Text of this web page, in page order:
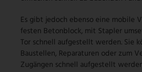
Es gibt jedoch ebenso eine mobile
festen Betonblock, mit Stapler
Tor schnell aufgestellt werden. Sie
Baustellen, Reparaturen oder zum
Zugängen schnell aufgestellt